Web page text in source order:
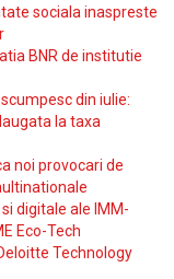
sociala inaspreste
BNR de institutie
din iulie:
la taxa
noi provocari de
digitale ale IMM-
Eco-Tech
Technology